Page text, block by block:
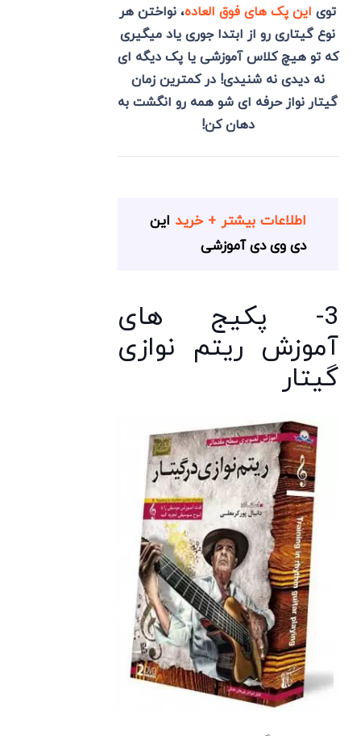
توی این پک های فوق العاده، نواختن هر
نوع گیتاری رو از ابتدا جوری یاد میگیری
که تو هیچ کلاس آموزشی یا پک دیگه ای
نه دیدی نه شنیدی! در کمترین زمان
گیتار نواز حرفه ای شو همه رو انگشت به
دهان کن!
اطلاعات بیشتر + خریداین
دی وی دی آموزشی
3- پکیج های
آموزش ریتم نوازی
گیتار